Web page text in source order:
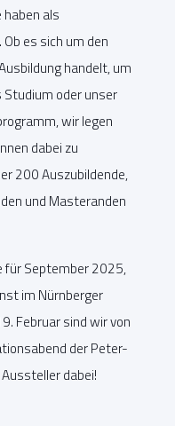
als
es sich um den
handelt, um
Studium oder unser
wir legen
dabei zu
200 Auszubildende,
und Masteranden
für September 2025,
im Nürnberger
Februar sind wir von
der Peter-
dabei!